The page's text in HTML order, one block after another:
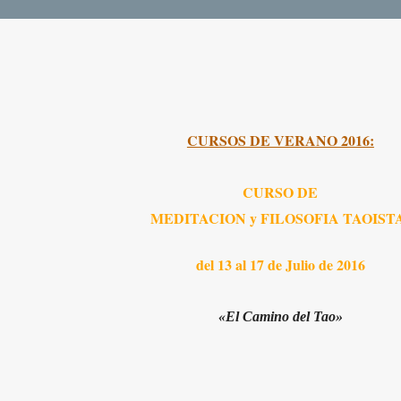
CURSOS DE VERANO 2016:
CURSO DE
MEDITACION y FILOSOFIA
del 13 al 17 de Julio de 2016
«El Camino del Tao»